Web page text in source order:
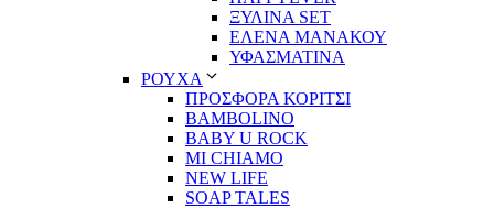
ΞΥΛΙΝΑ SET
ΕΛΕΝΑ ΜΑΝΑΚΟΥ
ΥΦΑΣΜΑΤΙΝΑ
ΡΟΥΧΑ
ΠΡΟΣΦΟΡΑ ΚΟΡΙΤΣΙ
BAMBOLINO
BABY U ROCK
MI CHIAMO
NEW LIFE
SOAP TALES